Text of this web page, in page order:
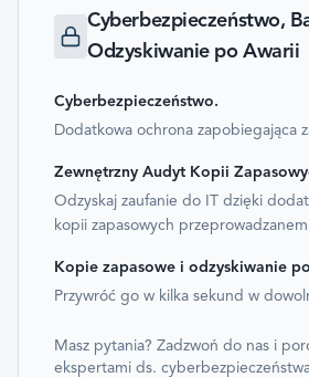
Cyberbezpieczeństwo,
Odzyskiwanie po Awarii
Cyberbezpieczeństwo.
Dodatkowa ochrona zapobiegająca
Zewnętrzny Audyt Kopii
Odzyskaj zaufanie do IT dzięki
kopii zapasowych
Kopie zapasowe i odzyskiwanie
Przywróć go w kilka sekund w
Masz pytania? Zadzwoń do nas i
ekspertami ds.